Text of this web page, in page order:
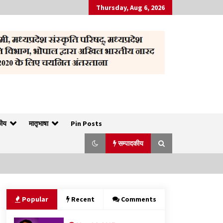
Thursday, Aug 6, 2026
मातृभाषा Pin Posts
सम्पादकीय
क्लब
April 8, 2023
Popular Recent Comments